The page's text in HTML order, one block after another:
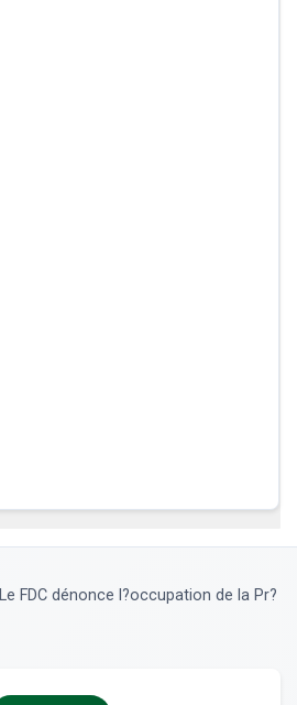
Le FDC dénonce l?occupation de la Pr?